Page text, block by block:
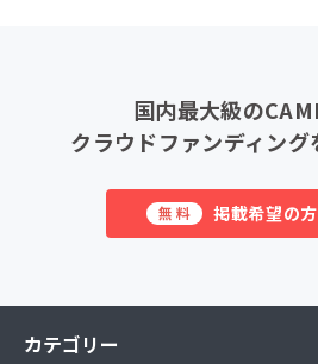
国内最大級の
クラウドファンディング
無料 掲載希望の
カテゴリー